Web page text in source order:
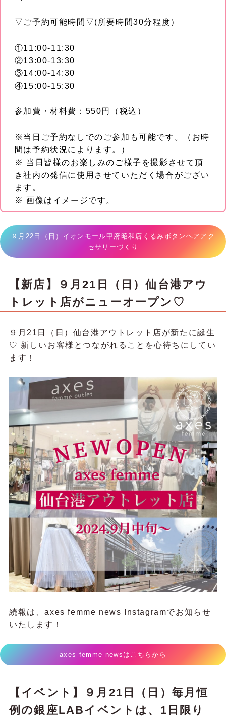
▽ご予約可能時間▽(所要時間30分程度）
①11:00-11:30
②13:00-13:30
③14:00-14:30
④15:00-15:30
参加費・材料費：550円（税込）
※当日ご予約なしでのご参加も可能です。（お時
間は予約状況によります。）
※ 当日皆様のお楽しみのご様子を撮影させて頂
き社内の発信に使用させていただく場合がござい
ます。
※ 画像はイメージです。
９月22日（日）イオンモール甲府昭和店くるみボタンヘアアク
セサリーづくり
【新店】９月21日（日）仙台港アウ
トレット店がニューオープン♡
９月21日（日）仙台港アウトレット店が新たに誕生
♡ 新しいお客様とつながれることを心待ちにしてい
ます！
続報は、axes femme news Instagramでお知らせ
いたします！
axes femme newsはこちらから
【イベント】９月21日（日）毎月恒
例の銀座LABイベントは、1日限り